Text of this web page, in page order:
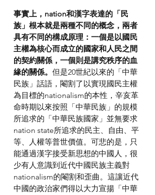
事實上，nation和漢字表達的「民
族」根本就是兩種不同的概念，兩者
具有不同的構成原理：一個是以國民
主權為核心而成立的國家和人民之間
的契約關係，一個則是講究秩序的血
緣的關係。 但是20世紀以來的「中華
民族」話語，閹割了以實現國民主權
為目標的nationalism的本性，辛亥革
命時期以來按照「中華民族」的規模
所追求的「中華民族國家」並無要求
nation state所追求的民主、自由、平
等、人權等普世價值。可悲的是，只
能通過漢字接受新思想的中國人，很
少有人意識到近代中國民族主義對
nationalism的閹割和歪曲。這讓近代
中國的政治家們得以大力宣揚「中華